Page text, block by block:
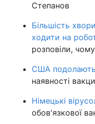
Степанов
Більшість
ходити на
розповіли, чому
США подолають
наявності
Німецькі
обов'язкової